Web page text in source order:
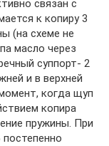
связан с
к копиру 3
(на схеме не
масло через
суппорт- 2
и в верхней
когда щуп
копира
пружины. При